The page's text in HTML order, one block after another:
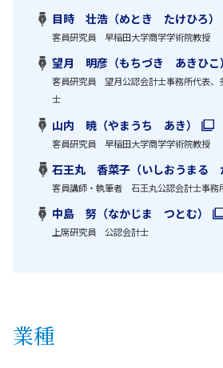
目時 壮浩（めとき たけひろ）
客員研究員 早稲田大学商学学術院教授
望月 明彦（もちづき あきひこ）
客員研究員 望月公認会計士事務所代表、
士
山内 暁（やまうち あき）
客員研究員 早稲田大学商学学術院教授
石王丸 香菜子（いしおうまる
客員講師・執筆者 石王丸公認会計士事務
中島 努（なかじま つとむ）
上席研究員 公認会計士
業種